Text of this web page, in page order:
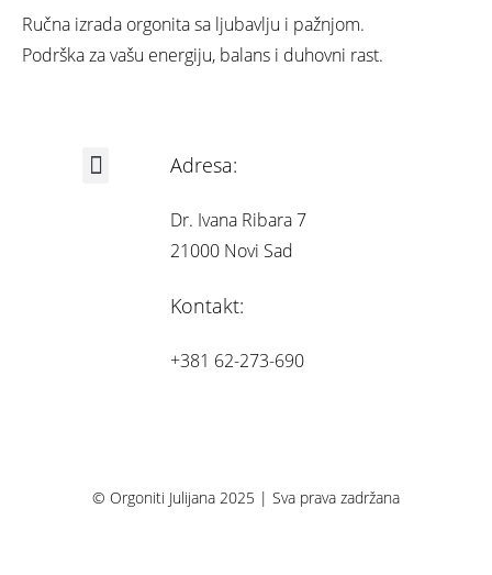
Ručna izrada orgonita sa ljubavlju i pažnjom.
Podrška za vašu energiju, balans i duhovni rast.
Adresa:
Dr. Ivana Ribara 7
21000 Novi Sad
Kontakt:
+381 62-273-690
© Orgoniti Julijana 2025 | Sva prava zadržana